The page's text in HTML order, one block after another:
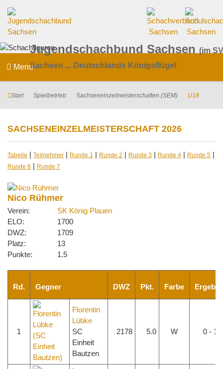
Jugendschachbund Sachsen (im
Sachsen ... Deutschlands Königsflügel
Menu
Start Spielbetrieb Sachseneinzelmeisterschaften (SEM) U18
SACHSENEINZELMEISTERSCHAFT 2026
Tabelle | Teilnehmer | Runde 1 | Runde 2 | Runde 3 | Runde 4 | Runde 5 |
Runde 6 | Runde 7
Nico Rühmer
Verein:
SK König Plauen
ELO:
1700
DWZ:
1709
Platz:
13
Punkte:
1.5
Rd. Gegner DWZ Pkt. Farbe
1
Florentin
Lübke
SC
Einheit
Bautzen
2178 5.0 W 0 - 1